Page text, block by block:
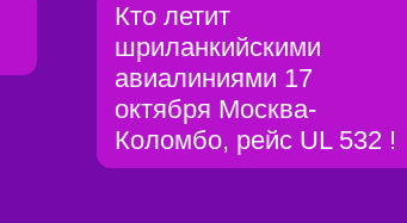
Кто летит
шриланкийскими
авиалиниями 17
октября Москва-
Коломбо, рейс UL 532 !